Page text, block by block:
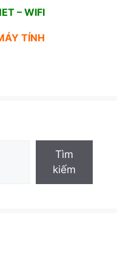
– WIFI
TÍNH
Tìm
kiếm